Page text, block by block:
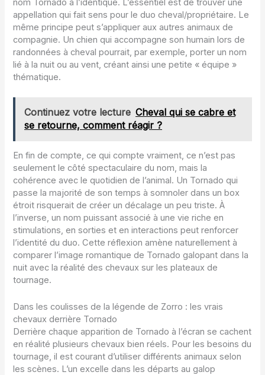
nom Tornado à l’identique. L’essentiel est de trouver une
appellation qui fait sens pour le duo cheval/propriétaire. Le
même principe peut s’appliquer aux autres animaux de
compagnie. Un chien qui accompagne son humain lors de
randonnées à cheval pourrait, par exemple, porter un nom
lié à la nuit ou au vent, créant ainsi une petite « équipe »
thématique.
Continuez votre lecture Cheval qui se cabre et
se retourne, comment réagir ?
En fin de compte, ce qui compte vraiment, ce n’est pas
seulement le côté spectaculaire du nom, mais la
cohérence avec le quotidien de l’animal. Un Tornado qui
passe la majorité de son temps à somnoler dans un box
étroit risquerait de créer un décalage un peu triste. À
l’inverse, un nom puissant associé à une vie riche en
stimulations, en sorties et en interactions peut renforcer
l’identité du duo. Cette réflexion amène naturellement à
comparer l’image romantique de Tornado galopant dans la
nuit avec la réalité des chevaux sur les plateaux de
tournage.
Dans les coulisses de la légende de Zorro : les vrais
chevaux derrière Tornado
Derrière chaque apparition de Tornado à l’écran se cachent
en réalité plusieurs chevaux bien réels. Pour les besoins du
tournage, il est courant d’utiliser différents animaux selon
les scènes. L’un excelle dans les départs au galop